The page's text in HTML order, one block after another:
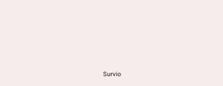
Survio